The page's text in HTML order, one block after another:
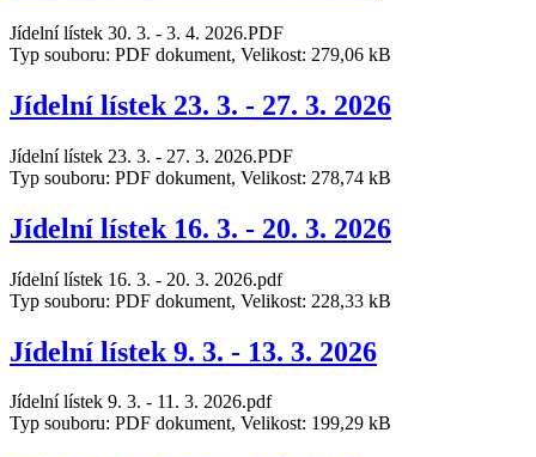
Jídelní lístek 30. 3. - 3. 4. 2026.PDF
Typ souboru: PDF dokument, Velikost: 279,06 kB
Jídelní lístek 23. 3. - 27. 3. 2026
Jídelní lístek 23. 3. - 27. 3. 2026.PDF
Typ souboru: PDF dokument, Velikost: 278,74 kB
Jídelní lístek 16. 3. - 20. 3. 2026
Jídelní lístek 16. 3. - 20. 3. 2026.pdf
Typ souboru: PDF dokument, Velikost: 228,33 kB
Jídelní lístek 9. 3. - 13. 3. 2026
Jídelní lístek 9. 3. - 11. 3. 2026.pdf
Typ souboru: PDF dokument, Velikost: 199,29 kB